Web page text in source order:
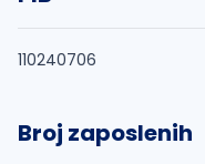
110240706
Broj zaposlenih